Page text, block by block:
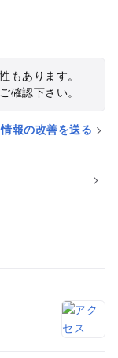
もあります。
確認下さい。
報の改善を送る